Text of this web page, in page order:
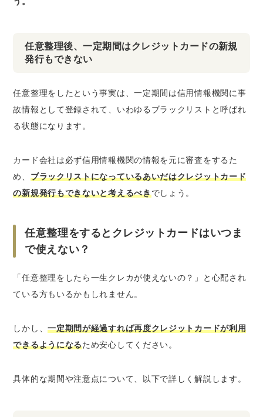
任意整理後、一定期間はクレジットカードの新規
発行もできない
任意整理をしたという事実は、一定期間は信用情報機関に事
故情報として登録されて、 いわゆるブラックリストと呼ばれ
る状態になります 。
カード会社は必ず信用情報機関の情報を元に審査をするた
め、 ブラックリストになっているあいだはクレジットカード
の新規発行もできないと考えるべきでしょう。
任意整理をするとクレジットカードはいつま
で使えない？
「任意整理をしたら一生クレカが使えないの？」と心配され
ている方もいるかもしれません。
しかし、一定期間が経過すれば再度クレジットカードが利用
できるようになるため安心してください。
具体的な期間や注意点について、以下で詳しく解説します。